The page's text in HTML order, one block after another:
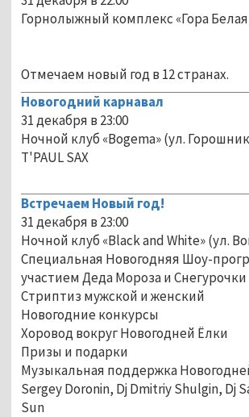
Горнолыжный комплекс
Отмечаем новый год в 12 странах.
Новогодний карнавал
31 декабря в 23:00
Ночной клуб «Bogema» (ул.
T'PAUL
Встречаем Новый год!
31 декабря в 23:00
Ночной клуб «Black and White» (ул.
Специальная Новогодняя Шоу-
участием Деда Мороза и Снегурочки
Стриптиз мужской и женский
Новогодние конкурсы
Хоровод вокруг Новогодней Ёлки
Призы и подарки
Музыкальная поддержка
Sergey Doronin, Dj Dmitriy Shulgin, Dj